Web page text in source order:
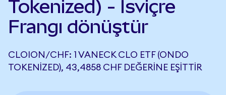
Tokenized) - İsviçre
Frangı dönüştür
CLOION/CHF: 1 VANECK CLO ETF (ONDO
TOKENIZED), 43,4858 CHF DEĞERINE EŞITTIR